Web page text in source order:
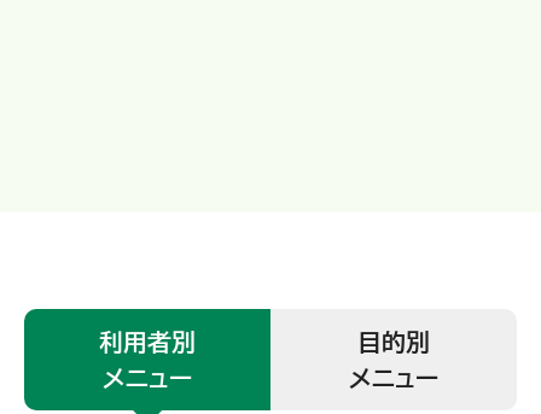
利用者別
メニュー
目的別
メニュー